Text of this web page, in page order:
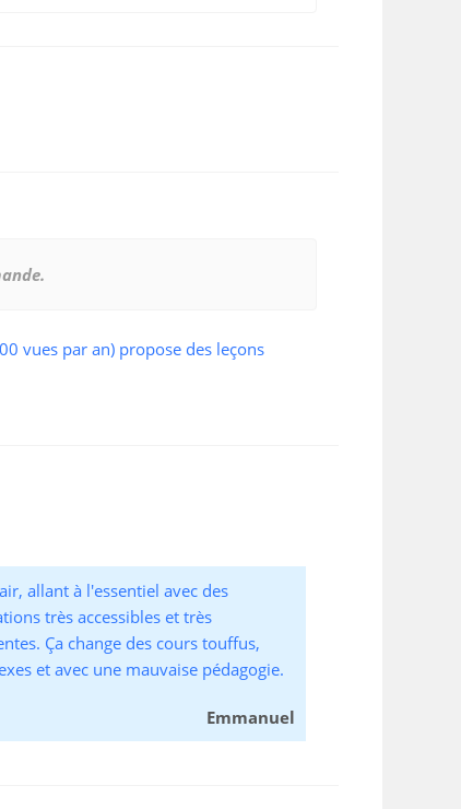
vues par an) propose des leçons
allant à l'essentiel avec des
très accessibles et très
Ça change des cours touffus,
et avec une mauvaise pédagogie.
Emmanuel